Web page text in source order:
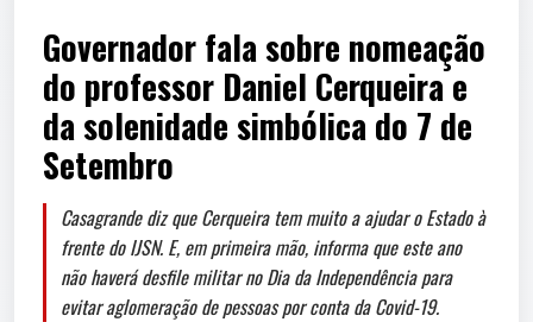
Governador fala sobre nomeação
do professor Daniel Cerqueira e
da solenidade simbólica do 7 de
Setembro
Casagrande diz que Cerqueira tem muito a ajudar o Estado à
frente do IJSN. E, em primeira mão, informa que este ano
não haverá desfile militar no Dia da Independência para
evitar aglomeração de pessoas por conta da Covid-19.